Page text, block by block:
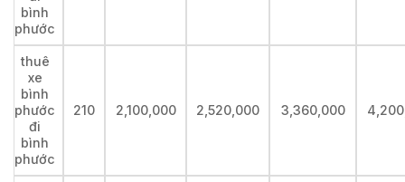
bình
phước
thuê
xe
bình
phước
đi
bình
phước
210 2,100,000 2,520,000 3,360,000